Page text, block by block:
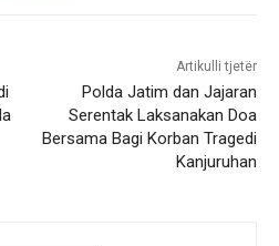
Artikulli tjetër
Polda Jatim dan Jajaran
Serentak Laksanakan Doa
Bersama Bagi Korban Tragedi
Kanjuruhan